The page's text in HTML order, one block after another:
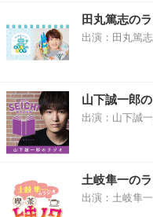
田丸篤志の
出演：田丸篤志
山下誠一郎
出演：山下誠
土岐隼一の
出演：土岐隼一